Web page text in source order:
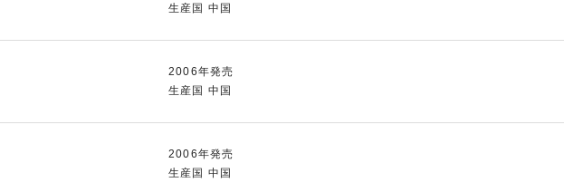
生産国 中国
2006年発売
生産国 中国
2006年発売
生産国 中国